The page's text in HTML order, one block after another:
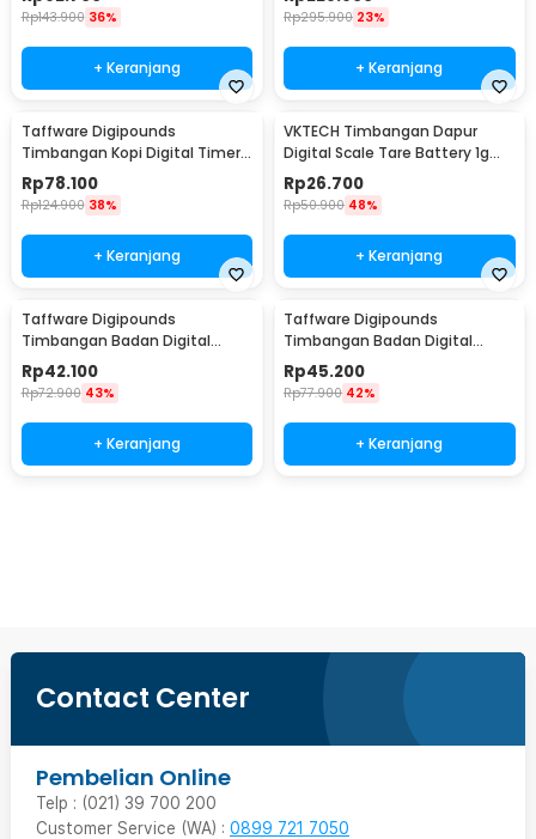
Rp143.900 36%
+ Keranjang
Rp295.900 23%
+ Keranjang
Taffware Digipounds
Timbangan Kopi Digital Timer
Coffee Scale 3kg 0.1g - CK2150
Rp78.100
Rp124.900 38%
+ Keranjang
VKTECH Timbangan Dapur
Digital Scale Tare Battery 1g
10kg - SF-400
Rp26.700
Rp50.900 48%
+ Keranjang
Taffware Digipounds
Timbangan Badan Digital
Scale Battery 0.05kg 180kg -
AB18
Rp42.100
Rp72.900 43%
+ Keranjang
Taffware Digipounds
Timbangan Badan Digital
Scale Rechargeable 180kg -
AR18
Rp45.200
Rp77.900 42%
+ Keranjang
Contact Center
Pembelian Online
Telp : (021) 39 700 200
Customer Service (WA) : 0899 721 7050